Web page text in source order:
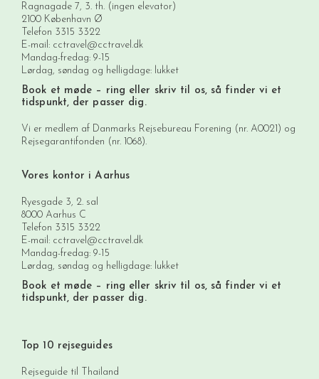
Ragnagade 7, 3. th. (ingen elevator)
2100 København Ø
Telefon 3315 3322
E-mail: cctravel@cctravel.dk
Mandag-fredag: 9-15
Lørdag, søndag og helligdage: lukket
Book et møde – ring eller skriv til os, så finder vi et
tidspunkt, der passer dig.
Vi er medlem af Danmarks Rejsebureau Forening (nr. A0021) og
Rejsegarantifonden (nr. 1068).
Vores kontor i Aarhus
Ryesgade 3, 2. sal
8000 Aarhus C
Telefon 3315 3322
E-mail: cctravel@cctravel.dk
Mandag-fredag: 9-15
Lørdag, søndag og helligdage: lukket
Book et møde – ring eller skriv til os, så finder vi et
tidspunkt, der passer dig.
Top 10 rejseguides
Rejseguide til Thailand